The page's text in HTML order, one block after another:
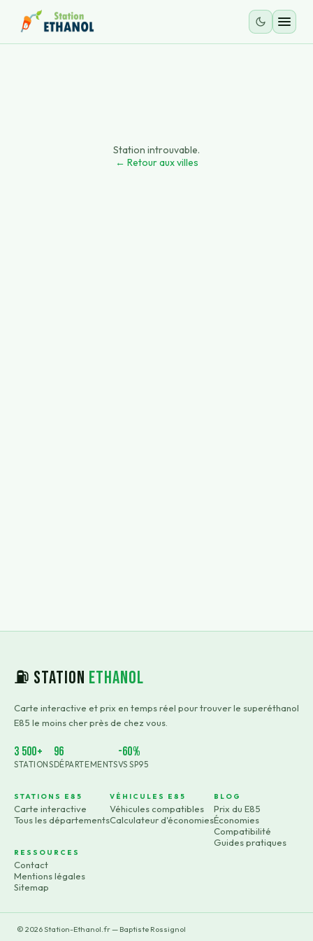
Station introuvable.
← Retour aux villes
⛽ Station Ethanol
Carte interactive et prix en temps réel pour trouver le superéthanol
E85 le moins cher près de chez vous.
3 500+
STATIONS
96
DÉPARTEMENTS
-60%
VS SP95
STATIONS E85
Carte interactive
Tous les départements
VÉHICULES E85
Véhicules compatibles
Calculateur d'économies
BLOG
Prix du E85
Économies
Compatibilité
Guides pratiques
RESSOURCES
Contact
Mentions légales
Sitemap
© 2026Station-Ethanol.fr — Baptiste Rossignol